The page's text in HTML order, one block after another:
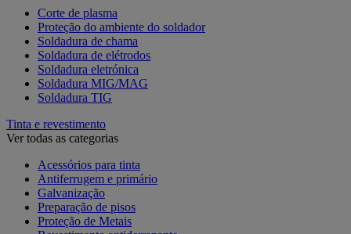
Corte de plasma
Proteção do ambiente do soldador
Soldadura de chama
Soldadura de elétrodos
Soldadura eletrónica
Soldadura MIG/MAG
Soldadura TIG
Tinta e revestimento
Ver todas as categorias
Acessórios para tinta
Antiferrugem e primário
Galvanização
Preparação de pisos
Proteção de Metais